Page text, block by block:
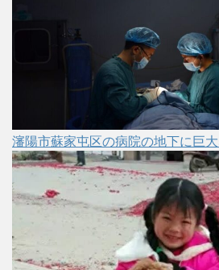
瀋陽市蘇家屯区の病院の地下に巨